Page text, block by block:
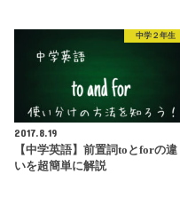
中学２年生
2017.8.19
【中学英語】前置詞toとforの違
いを超簡単に解説